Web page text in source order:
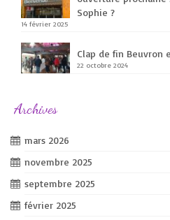
Sophie ?
14 février 2025
Clap de fin Beuvron
22 octobre 2024
Archives
mars 2026
novembre 2025
septembre 2025
février 2025